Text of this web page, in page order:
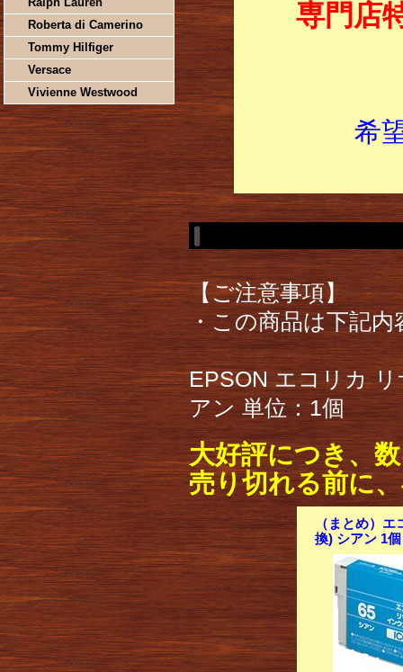
Roberta di Camerino
Tommy Hilfiger
Versace
Vivienne Westwood
専門店
希
【ご注意事項】
・この商品は下記
EPSON エコリカ
アン 単位：1個
大好評につき、
売り切れる前に
（まとめ）
換) シアン 1